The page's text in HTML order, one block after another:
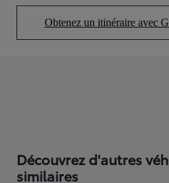
Obtenez un itinéraire avec
Découvrez d'autres
similaires